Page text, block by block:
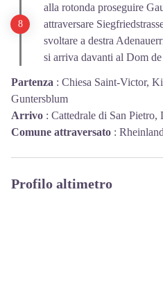
alla rotonda proseguire
attraversare
svoltare a destra
si arriva davanti al Dom
Partenza : Chiesa Saint-Victor,
Guntersblum
Arrivo : Cattedrale di San
Comune attraversato :
Profilo altimetro